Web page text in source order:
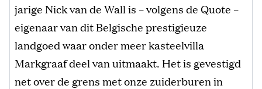
jarige Nick van de Wall is – volgens de Quote –
eigenaar van dit Belgische prestigieuze
landgoed waar onder meer kasteelvilla
Markgraaf deel van uitmaakt. Het is gevestigd
net over de grens met onze zuiderburen in